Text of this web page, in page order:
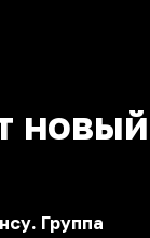
новый
Группа